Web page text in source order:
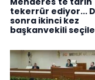
tekerrür ediyor...
sonra ikinci kez
başkanvekili